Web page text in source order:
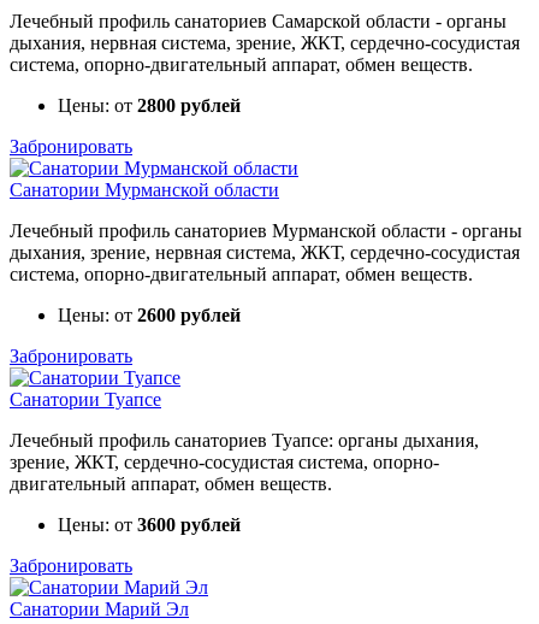
Лечебный профиль санаториев Самарской области - органы
дыхания, нервная система, зрение, ЖКТ, сердечно-сосудистая
система, опорно-двигательный аппарат, обмен веществ.
Цены: от 2800 рублей
Забронировать
Санатории Мурманской области
Лечебный профиль санаториев Мурманской области - органы
дыхания, зрение, нервная система, ЖКТ, сердечно-сосудистая
система, опорно-двигательный аппарат, обмен веществ.
Цены: от 2600 рублей
Забронировать
Санатории Туапсе
Лечебный профиль санаториев Туапсе: органы дыхания,
зрение, ЖКТ, сердечно-сосудистая система, опорно-
двигательный аппарат, обмен веществ.
Цены: от 3600 рублей
Забронировать
Санатории Марий Эл